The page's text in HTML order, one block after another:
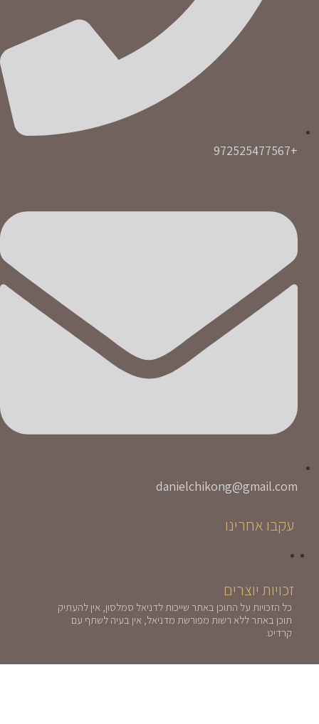
danielchikong@gmail.com
עקבו אחרינו
זכויות יוצרים
כל הזכויות על התוכן באתר שייכות לדניאל סמלסון, אין להעתיק
תוכן באתר ללא רשות מפורשת מדניאל, אין בעיה לשתף עם
קרדיט.